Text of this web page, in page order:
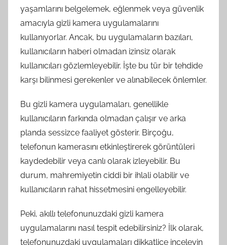
yaşamlarını belgelemek, eğlenmek veya güvenlik
amacıyla gizli kamera uygulamalarını
kullanıyorlar. Ancak, bu uygulamaların bazıları,
kullanıcıların haberi olmadan izinsiz olarak
kullanıcıları gözlemleyebilir. İşte bu tür bir tehdide
karşı bilinmesi gerekenler ve alınabilecek önlemler.
Bu gizli kamera uygulamaları, genellikle
kullanıcıların farkında olmadan çalışır ve arka
planda sessizce faaliyet gösterir. Birçoğu,
telefonun kamerasını etkinleştirerek görüntüleri
kaydedebilir veya canlı olarak izleyebilir. Bu
durum, mahremiyetin ciddi bir ihlali olabilir ve
kullanıcıların rahat hissetmesini engelleyebilir.
Peki, akıllı telefonunuzdaki gizli kamera
uygulamalarını nasıl tespit edebilirsiniz? İlk olarak,
telefonunuzdaki uygulamaları dikkatlice inceleyin